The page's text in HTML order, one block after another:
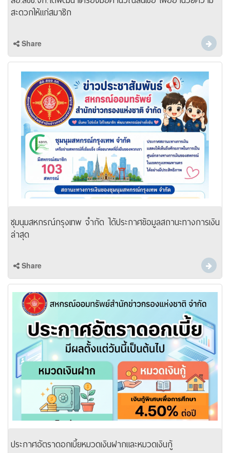
สะดวกให้แก่สมาชิก
Share
ชุมนุมสหกรณ์กรุงเทพ จำกัด ได้ประกาศข้อมูลสถานะทางการเงิน
ล่าสุด
Share
ประกาศอัตราดอกเบี้ยหมวดเงินฝากและหมวดเงินกู้